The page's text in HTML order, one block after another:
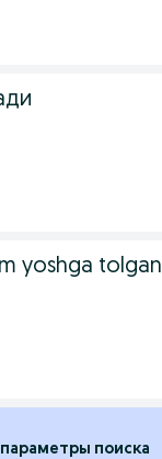
yoshga tolgan
поиска